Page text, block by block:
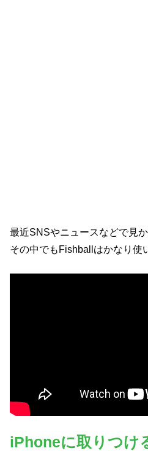
最近SNSやニュースなどで見
その中でもFishballはかなり使
iPhoneに取りつけ